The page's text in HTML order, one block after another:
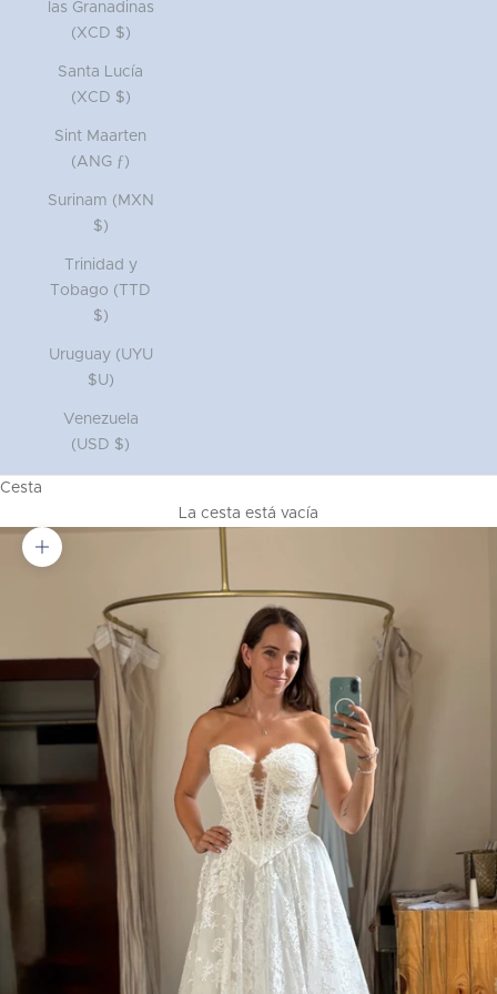
las Granadinas
(XCD $)
Santa Lucía
(XCD $)
Sint Maarten
(ANG ƒ)
Surinam (MXN
$)
Trinidad y
Tobago (TTD
$)
Uruguay (UYU
$U)
Venezuela
(USD $)
Cesta
La cesta está vacía
Zoom